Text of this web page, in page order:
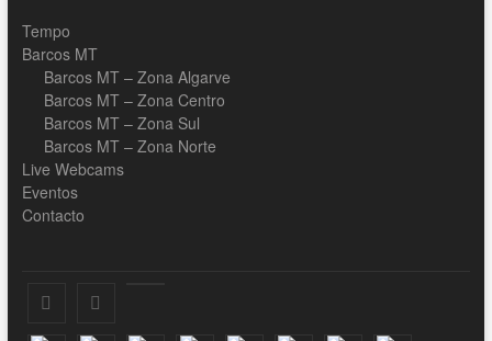
Tempo
Barcos MT
Barcos MT – Zona Algarve
Barcos MT – Zona Centro
Barcos MT – Zona Sul
Barcos MT – Zona Norte
Live Webcams
Eventos
Contacto
Facebook